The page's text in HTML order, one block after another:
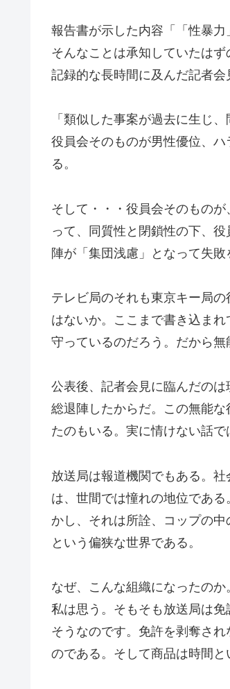
報告書が示した内容「「性暴力
そんなことは承知していたはず
記録的な長時間に及んだ記者会
「類似した事案が過去に生じ
役員会そのものが男性優位、
る。
そして・・・役員会そのもの
って、同質性と閉鎖性の下、
陣が「集団浅慮」となって失
テレビ局のそれも東京キー局
はないか。ここまで書き込ま
守っているのだろう。だから無
公表後、記者会見に臨んだの
総退陣したからだ。この無能
たのもいる。実に情けない話で
放送局は報道機関でもある。
は、世間では憧れの地位であ
かし、それは所詮、コップの
という偏狭な世界である。
なぜ、こんな組織になったのか
私は思う。そもそも放送局は免
そうなのです。免許を剥奪さ
のである。そして商品は時間